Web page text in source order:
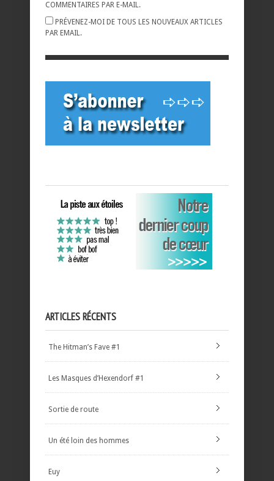
COMMENTAIRES PAR E-MAIL.
PRÉVENEZ-MOI DE TOUS LES NOUVEAUX ARTICLES
PAR EMAIL.
ARTICLES RÉCENTS
The Hitman’s Fave #1
Les Masques d’Hexendorf #1
Sortie de route
Un été loin des hommes
Euy